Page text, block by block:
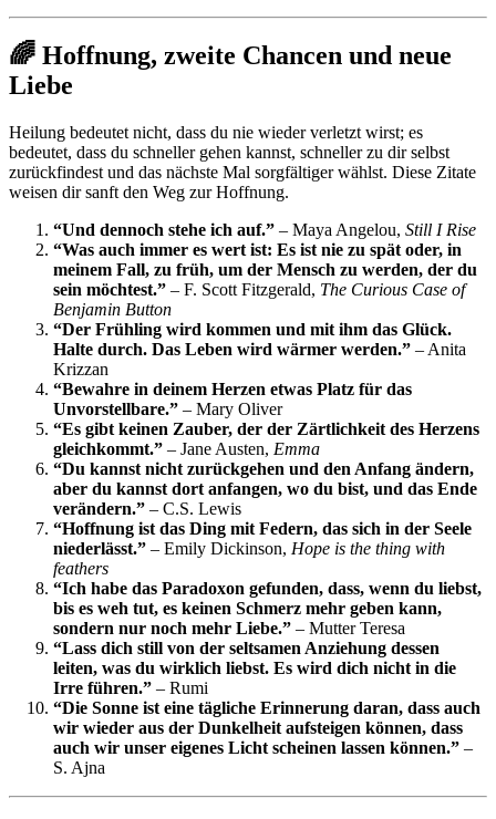
🌈 Hoffnung, zweite Chancen und neue
Liebe
Heilung bedeutet nicht, dass du nie wieder verletzt wirst; es
bedeutet, dass du schneller gehen kannst, schneller zu dir selbst
zurückfindest und das nächste Mal sorgfältiger wählst. Diese Zitate
weisen dir sanft den Weg zur Hoffnung.
“Und dennoch stehe ich auf.” – Maya Angelou, Still I Rise
“Was auch immer es wert ist: Es ist nie zu spät oder, in
meinem Fall, zu früh, um der Mensch zu werden, der du
sein möchtest.” – F. Scott Fitzgerald, The Curious Case of
Benjamin Button
“Der Frühling wird kommen und mit ihm das Glück.
Halte durch. Das Leben wird wärmer werden.” – Anita
Krizzan
“Bewahre in deinem Herzen etwas Platz für das
Unvorstellbare.” – Mary Oliver
“Es gibt keinen Zauber, der der Zärtlichkeit des Herzens
gleichkommt.” – Jane Austen, Emma
“Du kannst nicht zurückgehen und den Anfang ändern,
aber du kannst dort anfangen, wo du bist, und das Ende
verändern.” – C.S. Lewis
“Hoffnung ist das Ding mit Federn, das sich in der Seele
niederlässt.” – Emily Dickinson, Hope is the thing with
feathers
“Ich habe das Paradoxon gefunden, dass, wenn du liebst,
bis es weh tut, es keinen Schmerz mehr geben kann,
sondern nur noch mehr Liebe.” – Mutter Teresa
“Lass dich still von der seltsamen Anziehung dessen
leiten, was du wirklich liebst. Es wird dich nicht in die
Irre führen.” – Rumi
“Die Sonne ist eine tägliche Erinnerung daran, dass auch
wir wieder aus der Dunkelheit aufsteigen können, dass
auch wir unser eigenes Licht scheinen lassen können.” –
S. Ajna